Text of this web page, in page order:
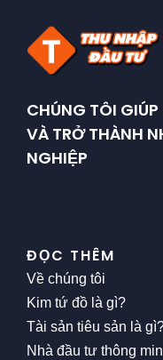
CHÚNG TÔI
VÀ TRỞ THÀNH
NGHIỆP
ĐỌC THÊM
Về chúng tôi
Kim tứ đồ là gì?
Tài sản tiêu sản là
Nhà đầu tư thông